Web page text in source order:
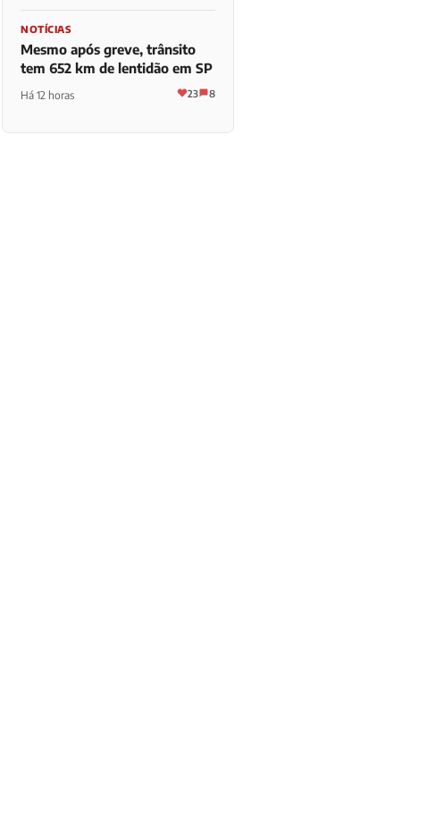
NOTÍCIAS
Mesmo após greve, trânsito
tem 652 km de lentidão em SP
Há 12 horas 23 8